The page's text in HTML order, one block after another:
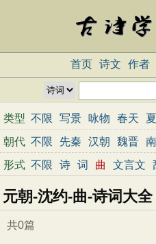
首页 诗文 作者
类型 不限 写景 咏物 春天
写雪
写风 写花 梅花
山水 写山 写水 长江
田园 边塞 地名 抒情
思念 爱情 励志 哲理 闺
母亲 友情 战争 读书
民谣
朝代 不限 先秦 汉朝 魏晋
元朝
明朝 清朝 近代
形式 不限 诗 词 曲 文言文
元朝-沈约-曲-诗词大全
共0篇